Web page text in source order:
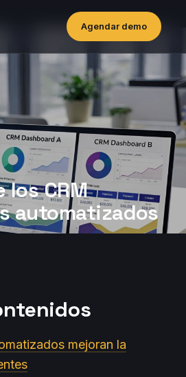
Agendar demo
los CRM
automatizados
mejoran la